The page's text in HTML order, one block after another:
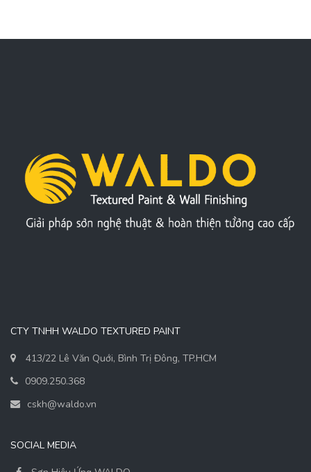
CTY TNHH WALDO TEXTURED PAINT
413/22 Lê Văn Quới, Bình Trị Đông, TP.HCM
0909.250.368
cskh@waldo.vn
SOCIAL MEDIA